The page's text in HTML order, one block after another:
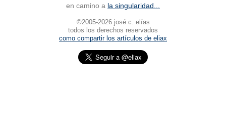
en camino a la singularidad...
©2005-2026 josé c. elías
todos los derechos reservados
como compartir los artículos de eliax